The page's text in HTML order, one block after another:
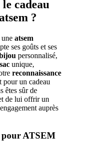
cadeau
?
atsem
ses goûts et ses
personnalisé,
sac unique,
reconnaissance
pour un cadeau
êtes sûr de
de lui offrir un
auprès
pour ATSEM